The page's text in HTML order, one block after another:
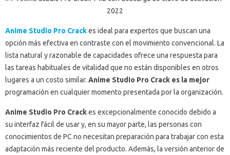
Anime Studio Pro Crackes ideal para expertos que buscan una
opción más efectiva en contraste con el movimiento convencional. La
lista natural y razonable de capacidades ofrece una respuesta para
las tareas habituales de vitalidad que no están disponibles en otros
lugares a un costo similar. Anime Studio Pro Crack es la mejor
programación en cualquier momento presentada por la organización.
Anime Studio Pro Crackes excepcionalmente conocido debido a
su interfaz fácil de usar y, en su mayor parte, las personas con
conocimientos de PC no necesitan preparación para trabajar con esta
adaptación más reciente del producto. Además, la versión anterior de